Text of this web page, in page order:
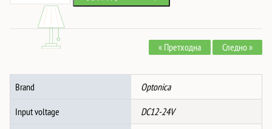
1,367 ден.1,196 ден.
ЗА
(ЗА
ЗАПАЛКА)
количина
« Претходна Следно »
Brand Optonica
Input voltage DC12-24V